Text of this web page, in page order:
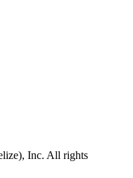
Inc. All rights